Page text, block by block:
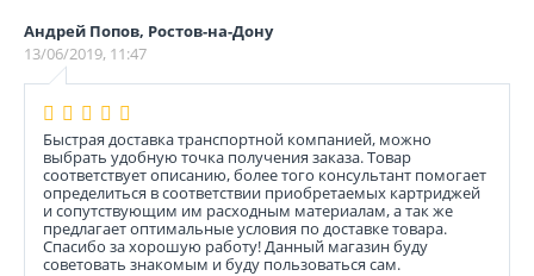
Андрей Попов, Ростов-на-Дону
13/06/2019, 11:47
Быстрая доставка транспортной компанией, можно
выбрать удобную точка получения заказа. Товар
соответствует описанию, более того консультант помогает
определиться в соответствии приобретаемых картриджей
и сопутствующим им расходным материалам, а так же
предлагает оптимальные условия по доставке товара.
Спасибо за хорошую работу! Данный магазин буду
советовать знакомым и буду пользоваться сам.